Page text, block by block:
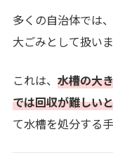
多くの自治体では
大ごみとして扱いま
これは、 水槽の大
では回収が難しい
て水槽を処分する